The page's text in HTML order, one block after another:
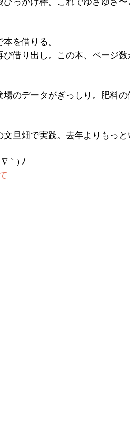
っかけ棒。これでゆさゆさ〜
を借りる。
び借り出し。この本、ページ
場のデータがぎっしり。肥料
旦畑で実践。去年よりもっ
｀) ﾉ